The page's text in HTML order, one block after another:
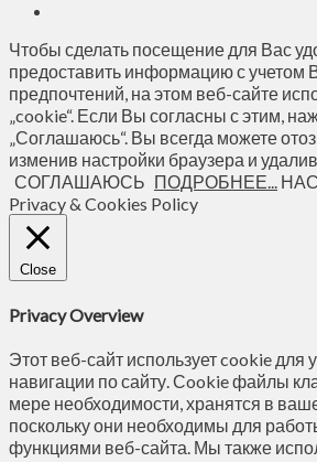
Чтобы сделать посещение для Вас
предоставить информацию с учетом
предпочтений, на этом веб-сайте
„cookie“. Если Вы согласны с этим,
„Соглашаюсь“. Вы всегда можете
изменив настройки браузера и
СОГЛАШАЮСЬ ПОДРОБНЕЕ...
Privacy & Cookies Policy
Close
Privacy Overview
Этот веб-сайт использует cookie для
навигации по сайту. Сookie файлы
мере необходимости, хранятся в
поскольку они необходимы для
функциями веб-сайта. Мы также